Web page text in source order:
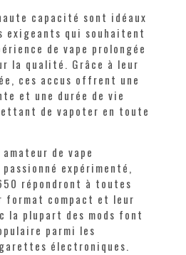
capacité sont idéaux
exigeants qui souhaitent
de vape prolongée
la qualité. Grâce à leur
ces accus offrent une
et une durée de vie
de vapoter en toute
amateur de vape
expérimenté,
répondront à toutes
format compact et leur
la plupart des mods font
parmi les
électroniques.